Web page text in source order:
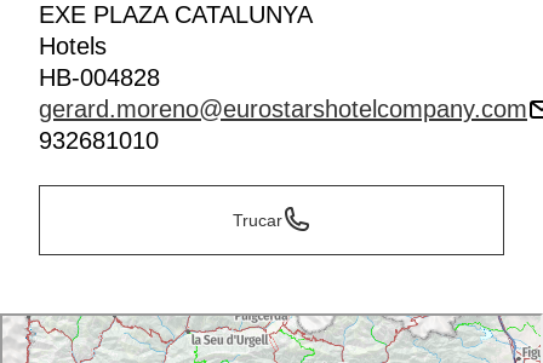
EXE PLAZA CATALUNYA
Hotels
HB-004828
gerard.moreno@eurostarshotelcompany.com
932681010
Trucar